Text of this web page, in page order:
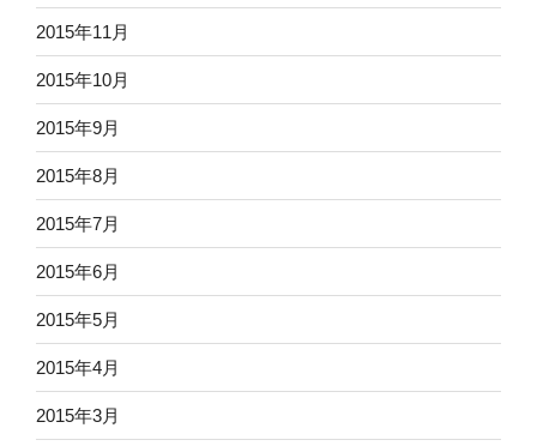
2015年11月
2015年10月
2015年9月
2015年8月
2015年7月
2015年6月
2015年5月
2015年4月
2015年3月